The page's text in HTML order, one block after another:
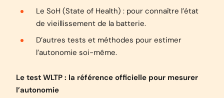
Le SoH (State of Health) : pour connaître l’état
de vieillissement de la batterie.
D’autres tests et méthodes pour estimer
l’autonomie soi-même.
Le test WLTP : la référence officielle pour mesurer
l’autonomie